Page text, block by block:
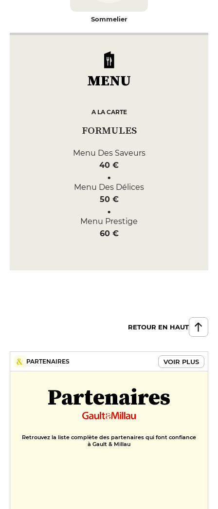
Sommelier
MENU
A LA CARTE
FORMULES
Menu Des Saveurs
40 €
Menu Des Délices
50 €
Menu Prestige
60 €
RETOUR EN HAUT
PARTENAIRES VOIR PLUS
Partenaires
Retrouvez la liste complète des partenaires qui font confiance
à Gault & Millau